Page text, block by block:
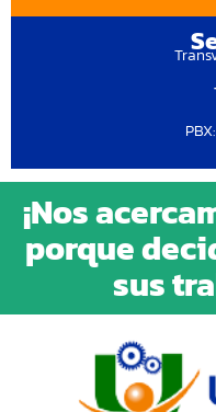
¡Nos
porque
sus